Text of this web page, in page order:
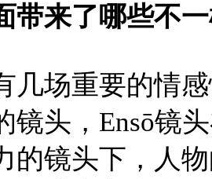
带来了哪些不
几场重要的情
镜头，Ensō镜
的镜头下，人